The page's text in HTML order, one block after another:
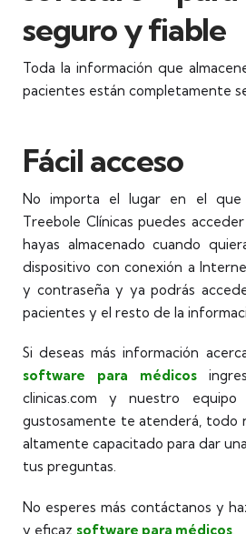
seguro y fiable
Toda la información que
pacientes están completamente
Fácil acceso
No importa el lugar en el que
Treebole Clínicas puedes
hayas almacenado cuando
dispositivo con conexión a
y contraseña y ya podrás
pacientes y el resto de la
Si deseas más información
software para médicos
clinicas.com y nuestro equipo
gustosamente te atenderá, todo
altamente capacitado para dar
tus preguntas.
No esperes más contáctanos y
y eficaz software para médicos